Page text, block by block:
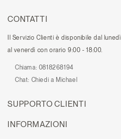
CONTATTI
Il Servizio Clienti è disponibile dal lunedì
al venerdì con orario 9:00 - 18:00.
Chiama: 0818268194
Chat: Chiedi a Michael
SUPPORTO CLIENTI
INFORMAZIONI